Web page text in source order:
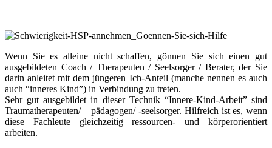
Wenn Sie es alleine nicht schaffen, gönnen Sie sich einen gut
ausgebildeten Coach / Therapeuten / Seelsorger / Berater, der Sie
darin anleitet mit dem jüngeren Ich-Anteil (manche nennen es auch
auch “inneres Kind”) in Verbindung zu treten.
Sehr gut ausgebildet in dieser Technik “Innere-Kind-Arbeit” sind
Traumatherapeuten/ – pädagogen/ -seelsorger. Hilfreich ist es, wenn
diese Fachleute gleichzeitig ressourcen- und körperorientiert
arbeiten.